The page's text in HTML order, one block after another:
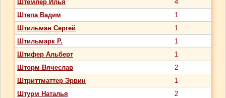
Штемлер Илья
4
Штепа Вадим
1
Штильман Сергей
1
Штильмарк Р.
1
Штифер Альберт
1
Шторм Вячеслав
2
Штриттматтер Эрвин
1
Штурм Наталья
2